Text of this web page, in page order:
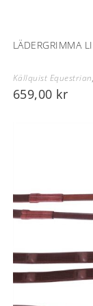
LÄDERGRIMMA
Källquist Equestrian,
659,00 kr